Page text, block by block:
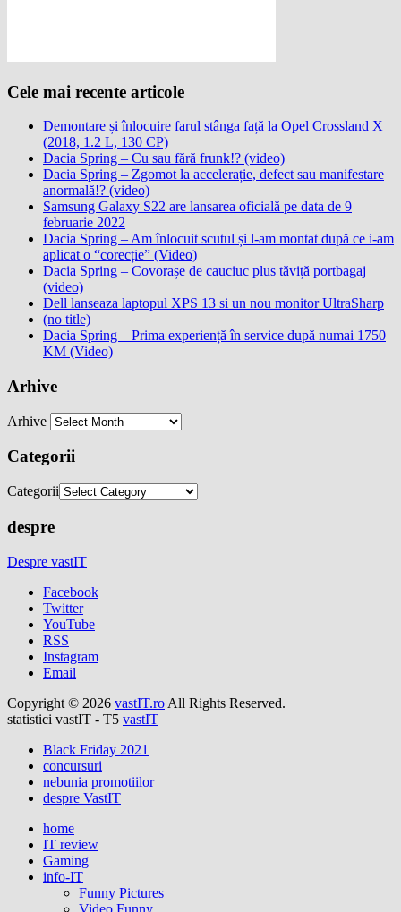
Cele mai recente articole
Demontare și înlocuire farul stânga față la Opel Crossland X
(2018, 1.2 L, 130 CP)
Dacia Spring – Cu sau fără frunk!? (video)
Dacia Spring – Zgomot la accelerație, defect sau manifestare
anormală!? (video)
Samsung Galaxy S22 are lansarea oficială pe data de 9
februarie 2022
Dacia Spring – Am înlocuit scutul și l-am montat după ce i-am
aplicat o “corecție” (Video)
Dacia Spring – Covorașe de cauciuc plus tăviță portbagaj
(video)
Dell lanseaza laptopul XPS 13 si un nou monitor UltraSharp
(no title)
Dacia Spring – Prima experiență în service după numai 1750
KM (Video)
Arhive
Arhive
Categorii
Categorii
despre
Despre vastIT
Facebook
Twitter
YouTube
RSS
Instagram
Email
Copyright © 2026 vastIT.ro All Rights Reserved.
statistici vastIT - T5 vastIT
Black Friday 2021
concursuri
nebunia promotiilor
despre VastIT
home
IT review
Gaming
info-IT
Funny Pictures
Video Funny